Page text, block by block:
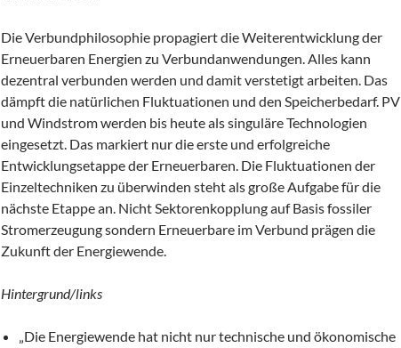
Die Verbundphilosophie propagiert die Weiterentwicklung der
Erneuerbaren Energien zu Verbundanwendungen. Alles kann
dezentral verbunden werden und damit verstetigt arbeiten. Das
dämpft die natürlichen Fluktuationen und den Speicherbedarf. PV
und Windstrom werden bis heute als singuläre Technologien
eingesetzt. Das markiert nur die erste und erfolgreiche
Entwicklungsetappe der Erneuerbaren. Die Fluktuationen der
Einzeltechniken zu überwinden steht als große Aufgabe für die
nächste Etappe an. Nicht Sektorenkopplung auf Basis fossiler
Stromerzeugung sondern Erneuerbare im Verbund prägen die
Zukunft der Energiewende.
Hintergrund/links
„Die Energiewende hat nicht nur technische und ökonomische